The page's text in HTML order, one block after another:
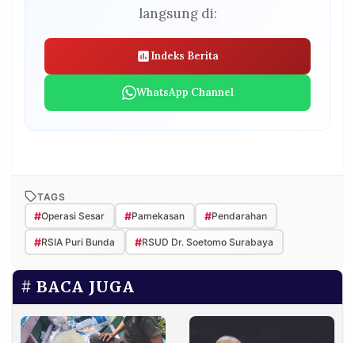
langsung di:
Indeks Berita
WhatsApp Channel
TAGS
#Operasi Sesar #Pamekasan #Pendarahan
#RSIA Puri Bunda #RSUD Dr. Soetomo Surabaya
BACA JUGA